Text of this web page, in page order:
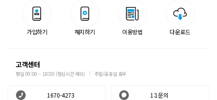
가입하기 해지하기 이용방법 다운로드
고객센터
평일 09:00 ~ 18:00 (점심시간 제외) 주말/공휴일 휴무
1670-4273 1:1문의